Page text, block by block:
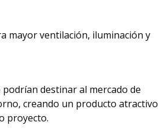
mayor ventilación, iluminación y
destinar al mercado de
creando un producto atractivo
proyecto.